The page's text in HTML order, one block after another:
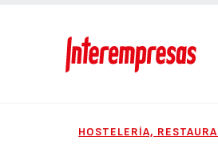
HOSTELERÍA,